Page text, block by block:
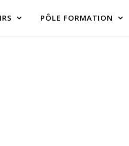
PÔLE FORMATION